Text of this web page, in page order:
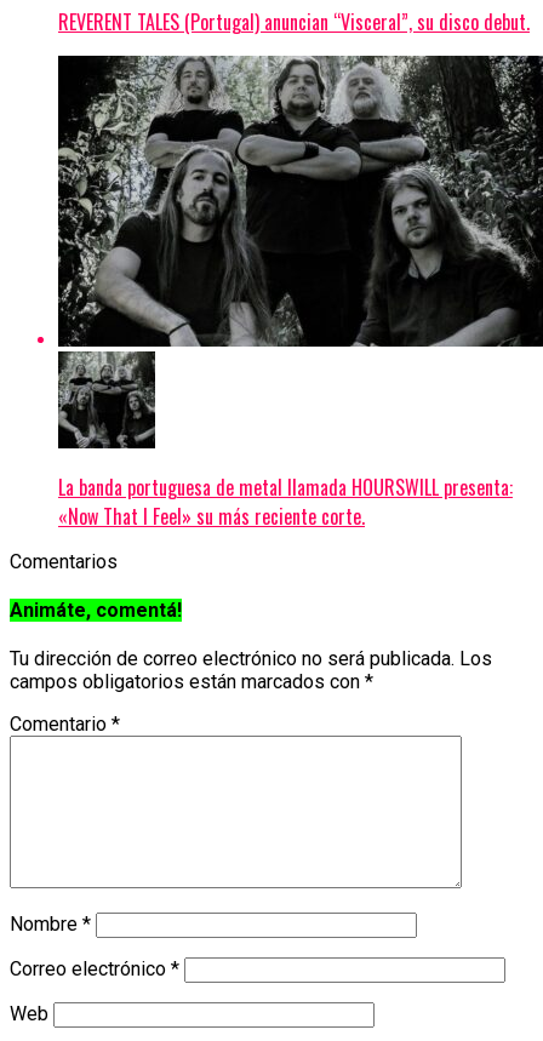
REVERENT TALES (Portugal) anuncian “Visceral”, su disco debut.
La banda portuguesa de metal llamada HOURSWILL presenta:
«Now That I Feel» su más reciente corte.
Comentarios
Animáte, comentá!
Tu dirección de correo electrónico no será publicada. Los
campos obligatorios están marcados con *
Comentario *
Nombre *
Correo electrónico *
Web